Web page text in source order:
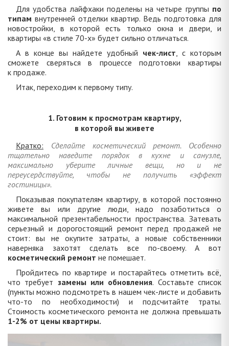
Для удобства лайфхаки поделены на четыре группы по
типам внутренней отделки квартир. Ведь подготовка для
новостройки, в которой есть только окна и двери, и
квартиры «в стиле 70-х» будет сильно отличаться.
А в конце вы найдете удобный чек-лист, с которым
сможете сверяться в процессе подготовки квартиры
к продаже.
Итак, переходим к первому типу.
1. Готовим к просмотрам квартиру,
в которой вы живете
Кратко: Сделайте косметический ремонт. Особенно
тщательно наведите порядок в кухне и санузле,
максимально уберите личные вещи, но и не
переусердствуйте, чтобы не получить «эффект
гостиницы».
Показывая покупателям квартиру, в которой постоянно
живете вы или другие люди, надо позаботиться о
максимальной презентабельности пространства. Затевать
серьезный и дорогостоящий ремонт перед продажей не
стоит: вы не окупите затраты, а новые собственники
наверняка захотят сделать все по-своему. А вот
косметический ремонт не помешает.
Пройдитесь по квартире и постарайтесь отметить всё,
что требует замены или обновления. Составьте список
(пункты можно подсмотреть в нашем чек-листе и добавить
что-то по необходимости) и подсчитайте траты.
Стоимость косметического ремонта не должна превышать
1-2% от цены квартиры.